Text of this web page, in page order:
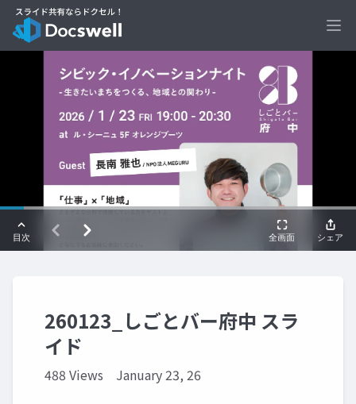
260123_しごとバー府中 スラ
イド
488 Views January 23, 26